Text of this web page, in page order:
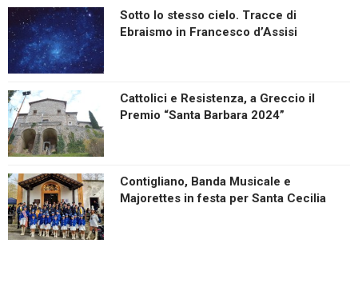
Sotto lo stesso cielo. Tracce di
Ebraismo in Francesco d’Assisi
Cattolici e Resistenza, a Greccio il
Premio “Santa Barbara 2024”
Contigliano, Banda Musicale e
Majorettes in festa per Santa Cecilia